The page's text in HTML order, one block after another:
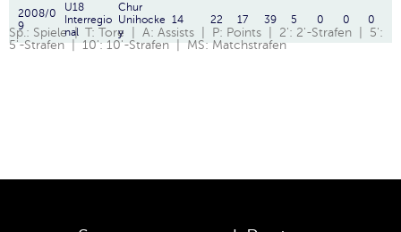
2008/0
9
U18
Interregio
nal
Chur
Unihocke
y
14 22 17 39 5 0 0 0
Sp.: Spiele | T: Tore | A: Assists | P: Points | 2': 2'-Strafen | 5':
5'-Strafen | 10': 10'-Strafen | MS: Matchstrafen